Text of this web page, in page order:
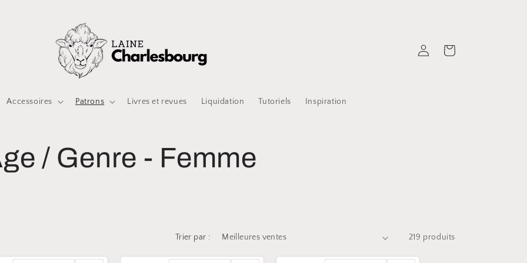
Accessoires Patrons Livres et revues Liquidation Tutoriels Inspiration
Connexion Panier
/ Genre - Femme
Trier par : 219 produits